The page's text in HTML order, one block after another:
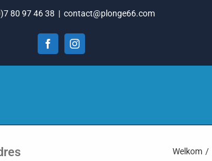
80 97 46 38 | contact@plonge66.com
FacebookInstagram
Welkom